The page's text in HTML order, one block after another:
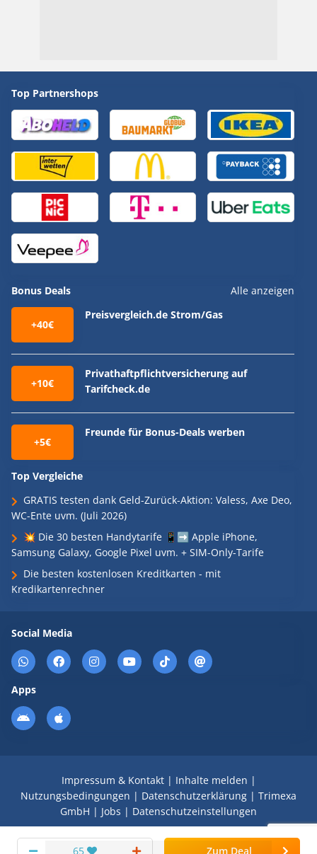
65 Zum Deal
Top Partnershops
Bonus Deals Alle anzeigen
+40€
Preisvergleich.de Strom/Gas
+10€
Privathaftpflichtversicherung auf
Tarifcheck.de
+5€
Freunde für Bonus-Deals werben
Top Vergleiche
GRATIS testen dank Geld-Zurück-Aktion: Valess, Axe Deo,
WC-Ente uvm. (Juli 2026)
💥 Die 30 besten Handytarife 📱➡️ Apple iPhone,
Samsung Galaxy, Google Pixel uvm. + SIM-Only-Tarife
Die besten kostenlosen Kreditkarten - mit
Kredikartenrechner
Social Media
Apps
Impressum & Kontakt| Inhalte melden |
Nutzungsbedingungen | Datenschutzerklärung | Trimexa
GmbH | Jobs | Datenschutzeinstellungen
© 2008 - 2026 Schnäppchen Blog mit Doktortitel -